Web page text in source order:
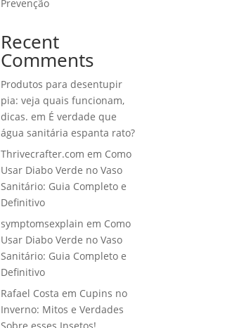
Prevenção
Recent
Comments
Produtos para desentupir
pia: veja quais funcionam,
dicas. em É verdade que
água sanitária espanta rato?
Thrivecrafter.com em Como
Usar Diabo Verde no Vaso
Sanitário: Guia Completo e
Definitivo
symptomsexplain em Como
Usar Diabo Verde no Vaso
Sanitário: Guia Completo e
Definitivo
Rafael Costa em Cupins no
Inverno: Mitos e Verdades